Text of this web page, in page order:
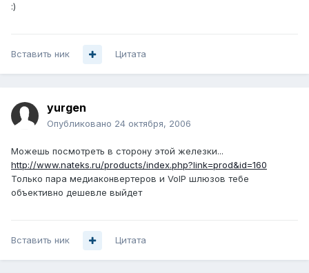
:)
Вставить ник Цитата
yurgen
Опубликовано 24 октября, 2006
Можешь посмотреть в сторону этой железки...
http://www.nateks.ru/products/index.php?link=prod&id=160
Только пара медиаконвертеров и VoIP шлюзов тебе
объективно дешевле выйдет
Вставить ник Цитата